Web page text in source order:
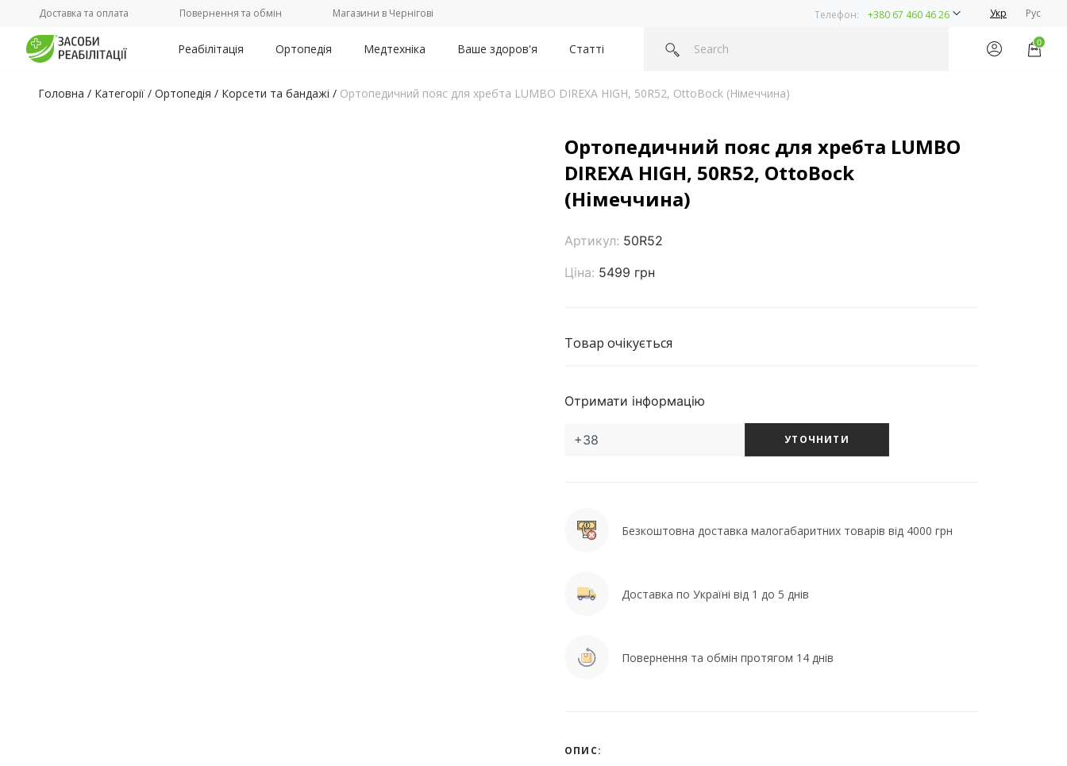
Доставка та оплата Повернення та обмін Магазини в Чернігові Телефон: +380 67 460 46 26 Укр Рус
Реабілітація Ортопедія Медтехніка Ваше здоров'я Статті 0
Головна / Категорії / Ортопедія / Корсети та бандажі / Ортопедичний пояс для хребта LUMBO DIREXA HIGH, 50R52, OttoBock (Німеччина)
Ортопедичний пояс для хребта LUMBO
DIREXA HIGH, 50R52, OttoBock
(Німеччина)
Артикул: 50R52
Ціна: 5499 грн
Товар очікується
Отримати інформацію
УТОЧНИТИ
Безкоштовна доставка малогабаритних товарів від 4000 грн
Доставка по Україні від 1 до 5 днів
Повернення та обмін протягом 14 днів
ОПИС: